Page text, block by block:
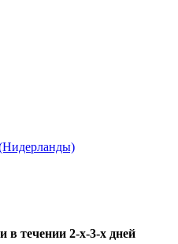
в течении 2-х-3-х дней